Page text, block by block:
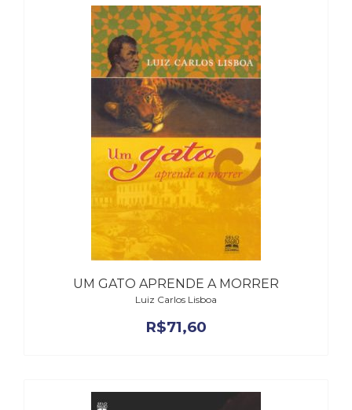
UM GATO APRENDE A MORRER
Luiz Carlos Lisboa
R$71,60